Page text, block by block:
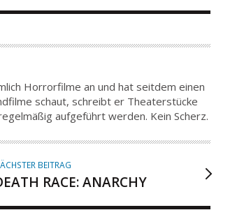
Horrorfilme an und hat seitdem einen
schaut, schreibt er Theaterstücke
aufgeführt werden. Kein Scherz.
BEITRAG
RACE: ANARCHY